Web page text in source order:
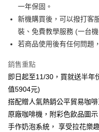
台灣樂天信用卡公司
一年保固。
新機購買後，可以撥打客
裝、免費教學服務 (一台
若商品使用後有任何問題
銷售重點
即日起至11/30，買就送半年
值5904元)
搭配贈人氣熱銷公平貿易咖
原廠咖啡機，附彩色飲品圖
手作奶泡系統， 享受拉花樂